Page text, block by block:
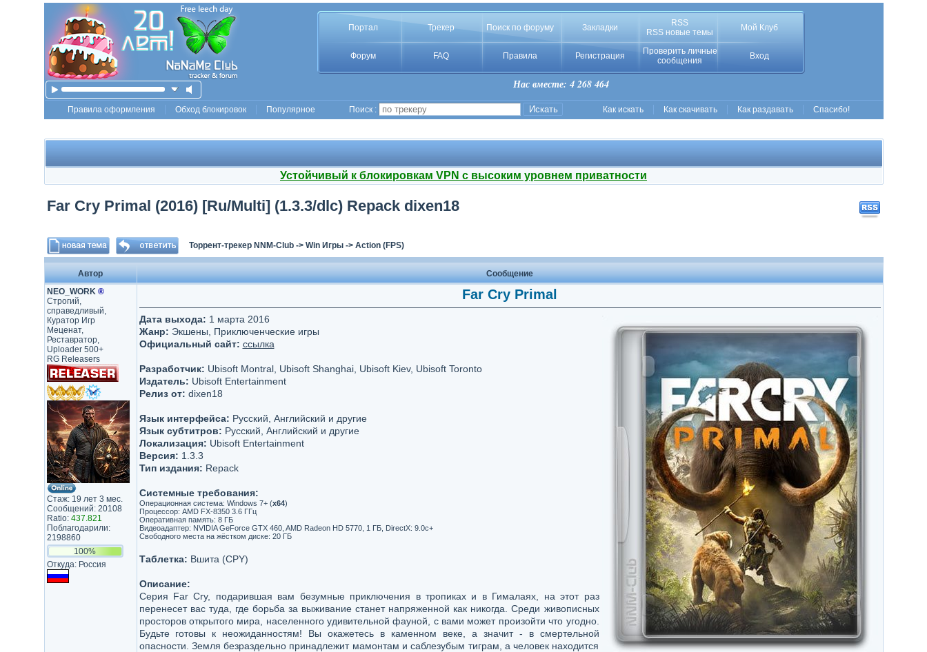
Портал Трекер Поиск по форуму Закладки
RSS
RSS новые темы
Мой Клуб
Форум FAQ Правила Регистрация
Проверить личные
сообщения
Вход
Нас вместе: 4 268 464
Правила оформления Обход блокировок Популярное Поиск : Как искать Как скачивать Как раздавать Спасибо!
Устойчивый к блокировкам VPN с высоким уровнем приватности
Far Cry Primal (2016) [Ru/Multi] (1.3.3/dlc) Repack dixen18
Торрент-трекер NNM-Club-> Win Игры-> Action (FPS)
Автор
Сообщение
NEO_WORK ®
Строгий,
справедливый,
Куратор Игр
Меценат,
Реставратор,
Uploader 500+
RG Releasers
Стаж: 19 лет 3 мес.
Сообщений: 20108
Ratio: 437.821
Поблагодарили:
2198860
100%
Откуда: Россия
Far Cry Primal
Дата выхода: 1 марта 2016
Жанр: Экшены, Приключенческие игры
Официальный сайт: ссылка
Разработчик: Ubisoft Montral, Ubisoft Shanghai, Ubisoft Kiev, Ubisoft Toronto
Издатель: Ubisoft Entertainment
Релиз от: dixen18
Язык интерфейса: Русский, Английский и другие
Язык субтитров: Русский, Английский и другие
Локализация: Ubisoft Entertainment
Версия: 1.3.3
Тип издания: Repack
Системные требования:
Операционная система: Windows 7+ (x64)
Процессор: AMD FX-8350 3.6 ГГц
Оперативная память: 8 ГБ
Видеоадаптер: NVIDIA GeForce GTX 460, AMD Radeon HD 5770, 1 ГБ, DirectX: 9.0c+
Свободного места на жёстком диске: 20 ГБ
Таблетка: Вшита (CPY)
Описание:
Серия Far Cry, подарившая вам безумные приключения в тропиках и в Гималаях, на этот раз
перенесет вас туда, где борьба за выживание станет напряженной как никогда. Среди живописных
просторов открытого мира, населенного удивительной фауной, с вами может произойти что угодно.
Будьте готовы к неожиданностям! Вы окажетесь в каменном веке, а значит - в смертельной
опасности. Земля безраздельно принадлежит мамонтам и саблезубым тиграм, а человек находится